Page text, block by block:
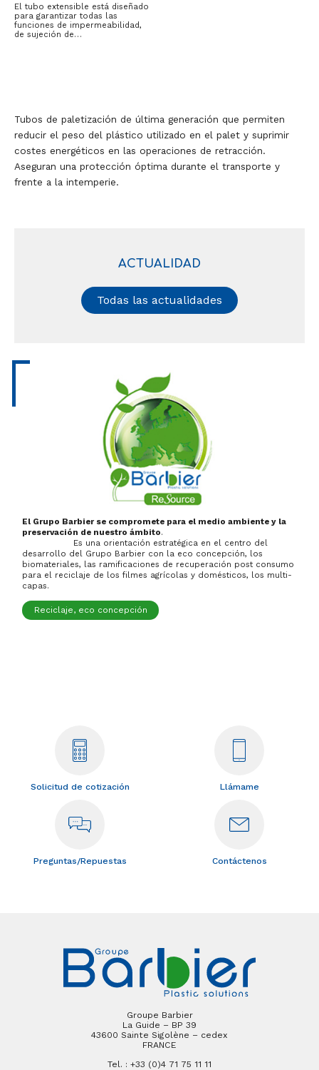
El tubo extensible está diseñado
para garantizar todas las
funciones de impermeabilidad,
de sujeción de…
Tubos de paletización de última generación que permiten
reducir el peso del plástico utilizado en el palet y suprimir
costes energéticos en las operaciones de retracción.
Aseguran una protección óptima durante el transporte y
frente a la intemperie.
ACTUALIDAD
Todas las actualidades
El Grupo Barbier se compromete para el medio ambiente y la
preservación de nuestro ámbito.
Es una orientación estratégica en el centro del
desarrollo del Grupo Barbier con la eco concepción, los
biomateriales, las ramificaciones de recuperación post consumo
para el reciclaje de los filmes agrícolas y domésticos, los multi-
capas.
Reciclaje, eco concepción
Solicitud de cotización Llámame
Preguntas/Repuestas Contáctenos
Groupe Barbier
La Guide – BP 39
43600 Sainte Sigolène – cedex
FRANCE
Tel. : +33 (0)4 71 75 11 11